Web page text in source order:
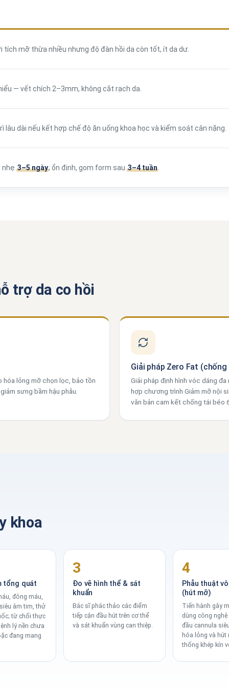
tích mỡ thừa nhiều nhưng độ đàn hồi da còn tốt, ít da dư.
— vết chích 2–3mm, không cắt rạch da.
lâu dài nếu kết hợp chế độ ăn uống khoa học và kiểm soát cân nặng.
nhẹ 3–5 ngày; ổn định, gom form sau 3–4 tuần
trợ da co hồi
hóa lỏng mỡ chọn lọc, bảo tồn
sưng bầm hậu phẫu.
Giải pháp Zero Fat
Giải pháp định hình vóc dáng
hợp chương trình Giảm mỡ nội
văn bản cam kết chống tái béo
khoa
tổng quát
đông máu,
âm tim, thử
từ chối thực
lý nền chưa
đang mang
3
Đo vẽ hình thể & sát
khuẩn
Bác sĩ phác thảo các điểm
tiếp cận đầu hút trên cơ thể
và sát khuẩn vùng can thiệp.
4
Phẫu thuật
(hút mỡ)
Tiến hành gây
dùng công
đầu cannula
hóa lỏng và hút
thống khép kín